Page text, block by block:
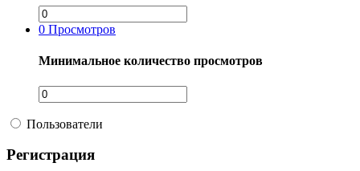
0 Просмотров
Минимальное количество просмотров
Пользователи
Регистрация